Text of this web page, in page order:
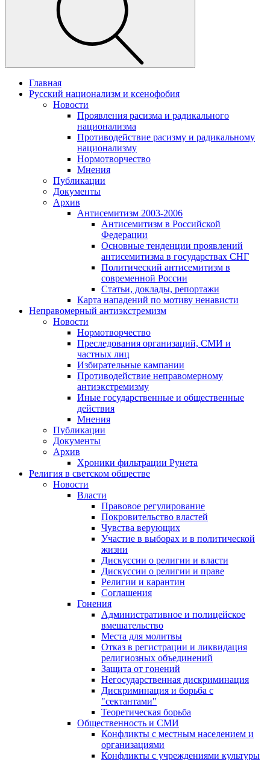
Главная
Русский национализм и ксенофобия
Новости
Проявления расизма и радикального
национализма
Противодействие расизму и радикальному
национализму
Нормотворчество
Мнения
Публикации
Документы
Архив
Антисемитизм 2003-2006
Антисемитизм в Российской
Федерации
Основные тенденции проявлений
антисемитизма в государствах СНГ
Политический антисемитизм в
современной России
Статьи, доклады, репортажи
Карта нападений по мотиву ненависти
Неправомерный антиэкстремизм
Новости
Нормотворчество
Преследования организаций, СМИ и
частных лиц
Избирательные кампании
Противодействие неправомерному
антиэкстремизму
Иные государственные и общественные
действия
Мнения
Публикации
Документы
Архив
Хроники фильтрации Рунета
Религия в светском обществе
Новости
Власти
Правовое регулирование
Покровительство властей
Чувства верующих
Участие в выборах и в политической
жизни
Дискуссии о религии и власти
Дискуссии о религии и праве
Религии и карантин
Соглашения
Гонения
Административное и полицейское
вмешательство
Места для молитвы
Отказ в регистрации и ликвидация
религиозных объединений
Защита от гонений
Негосударственная дискриминация
Дискриминация и борьба с
"сектантами"
Теоретическая борьба
Общественность и СМИ
Конфликты с местным населением и
организациями
Конфликты с учреждениями культуры